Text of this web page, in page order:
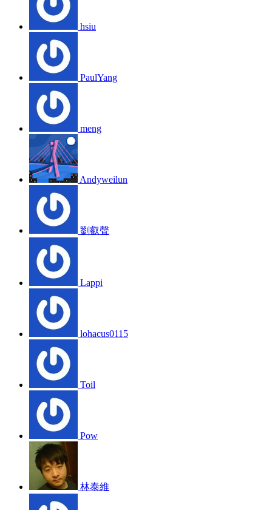
hsiu
PaulYang
meng
Andyweilun
劉叡聲
Lappi
lohacus0115
Toil
Pow
林泰維